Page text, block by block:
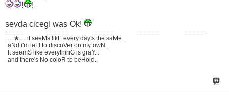
!
!
sevda cicegI was Ok!
ـــ★ـــ it seeMs likE every day's the saMe...
aNd i'm leFt to discoVer on my owN...
It seemS like everythinG is graY...
and there's No coloR to beHold..